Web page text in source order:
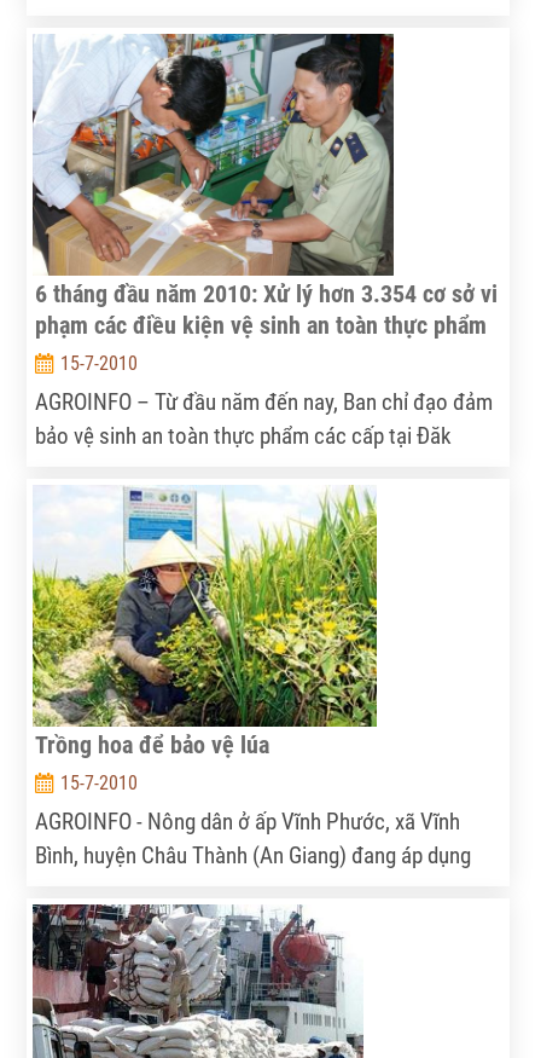
6 tháng đầu năm 2010: Xử lý hơn 3.354 cơ sở vi
phạm các điều kiện vệ sinh an toàn thực phẩm
15-7-2010
AGROINFO – Từ đầu năm đến nay, Ban chỉ đạo đảm
bảo vệ sinh an toàn thực phẩm các cấp tại Đăk
tra liên ngành về an toàn vệ sinh thực phẩm, kiểm
tra gần 9.000 cơ sở sản xuất, kinh doanh thực phẩm,
dịch vụ ăn uống.
Trồng hoa để bảo vệ lúa
15-7-2010
AGROINFO - Nông dân ở ấp Vĩnh Phước, xã Vĩnh
Bình, huyện Châu Thành (An Giang) đang áp dụng
dọc theo bờ ruộng để bảo vệ mùa màng nhằm phát
triển nông nghiệp theo hướng bền vững..